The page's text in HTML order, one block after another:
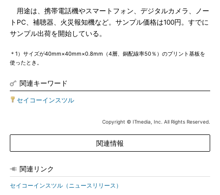
用途は、携帯電話機やスマートフォン、デジタルカメラ、ノー
トPC、補聴器、火災報知機など。サンプル価格は100円。すでに
サンプル出荷を開始している。
＊1）サイズが40mm×40mm×0.8mm（4層、銅配線率50％）のプリント基板を
使ったとき。
関連キーワード
セイコーインスツル
Copyright © ITmedia, Inc. All Rights Reserved.
関連情報
関連リンク
セイコーインスツル（ニュースリリース）